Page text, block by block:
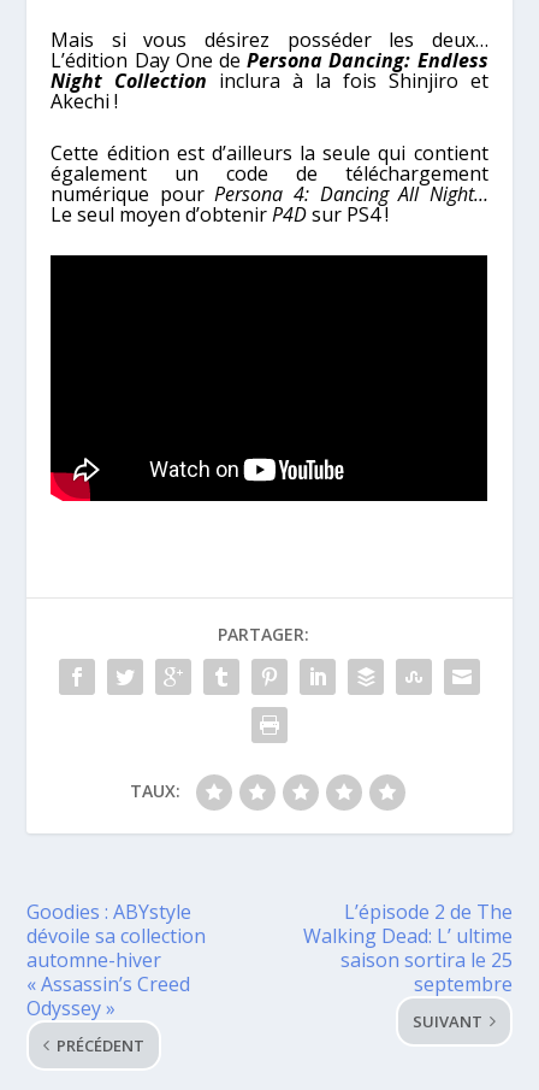
Mais si vous désirez posséder les deux…
L’édition Day One dePersona Dancing: Endless
Night Collection inclura à la fois Shinjiro et
Akechi !
Cette édition est d’ailleurs la seule qui contient
également un code de téléchargement
numérique pourPersona 4: Dancing All Night…
Le seul moyen d’obtenirP4Dsur PS4 !
PARTAGER:
TAUX:
Goodies : ABYstyle
dévoile sa collection
automne-hiver
« Assassin’s Creed
Odyssey »
PRÉCÉDENT
L’épisode 2 de The
Walking Dead: L’ ultime
saison sortira le 25
septembre
SUIVANT